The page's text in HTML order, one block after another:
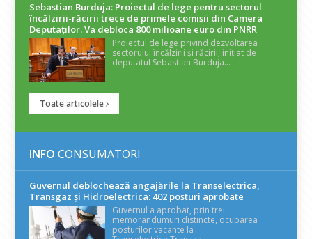
Sebastian Burduja: Proiectul de lege pentru sectorul
încălzirii-răcirii trece de primele comisii din Camera
Deputaților. Va debloca 800 milioane euro din PNRR
Proiectul de lege privind dezvoltarea
sectorului încălzirii și răcirii, inițiat de
deputatul Sebastian Burduja...
Toate articolele
INFO CONSUMATORI
Guvernul deblochează angajările la Transelectrica,
Transgaz și Hidroelectrica: 402 posturi aprobate
Guvernul a aprobat, prin trei
memorandumuri distincte, ocuparea
posturilor vacante la